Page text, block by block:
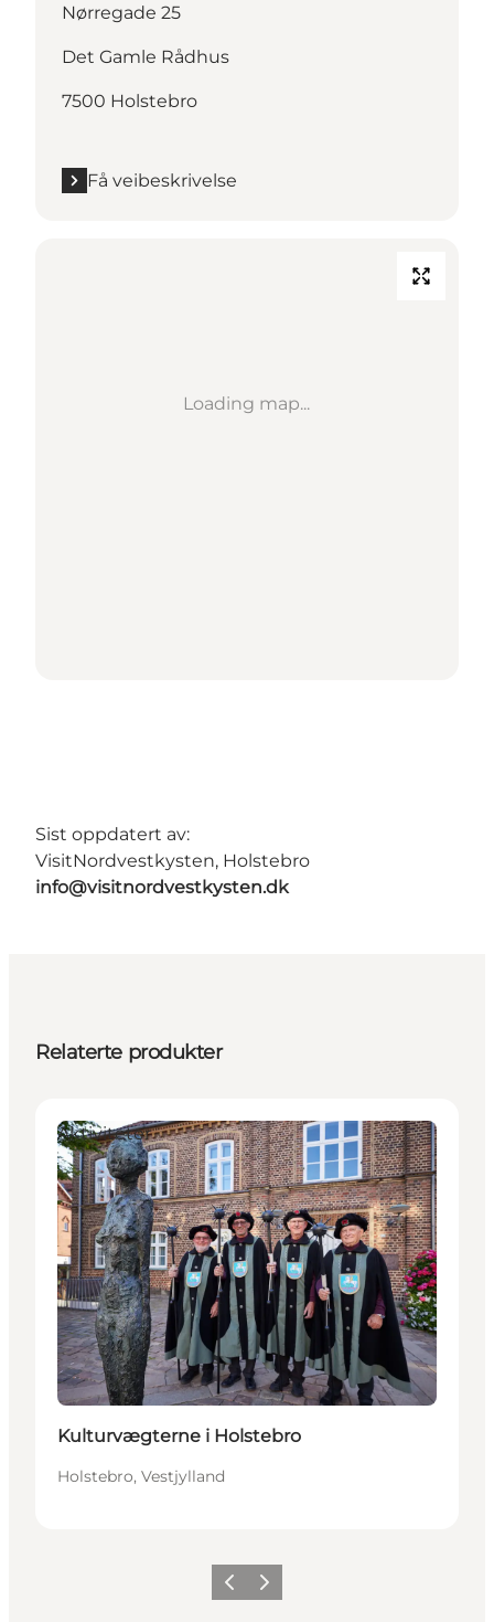
Nørregade 25
Det Gamle Rådhus
7500 Holstebro
Få veibeskrivelse
Loading map...
Sist oppdatert av:
VisitNordvestkysten, Holstebro
info@visitnordvestkysten.dk
Relaterte produkter
Aktiviteter
Kulturvægterne i Holstebro
Holstebro, Vestjylland
ForrigeNeste